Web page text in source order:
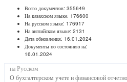
Всего документов: 355649
На казахском языке: 176600
На русском языке: 176917
На английском языке: 2131
Дата обновления: 16.01.2024
Документы по состоянию на:
16.01.2024
на Русском
О бухгалтерском учете и финансовой